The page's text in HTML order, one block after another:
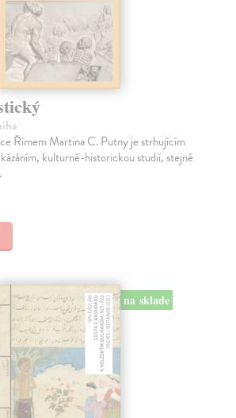
Římem Martina C. Putny je strhujícím
kulturně-historickou studií, stejně
na sklade